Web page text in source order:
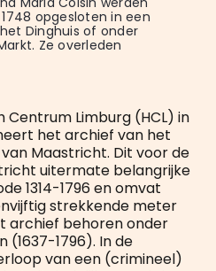
opgesloten in een
Dinghuis of onder
Ze overleden
Centrum Limburg (HCL) in
het archief van het
Maastricht. Dit voor de
uitermate belangrijke
1314-1796 en omvat
strekkende meter
archief behoren onder
1796). In de
van een (crimineel)